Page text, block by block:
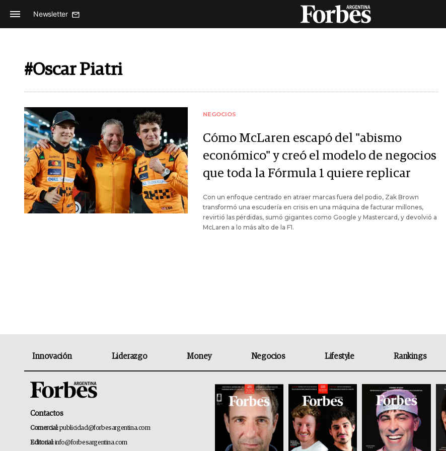
Newsletter
#Oscar Piatri
NEGOCIOS
Cómo McLaren escapó del "abismo
económico" y creó el modelo de negocios
que toda la Fórmula 1 quiere replicar
Con un enfoque centrado en atraer marcas fuera del podio, Zak Brown
transformó una escudería en crisis en una máquina de facturar millones,
revirtió las pérdidas, sumó gigantes como Google y Mastercard, y devolvió a
McLaren a lo más alto de la F1.
Innovación Liderazgo Money Negocios Lifestyle Rankings
Contactos
Comercial:publicidad@forbesargentina.com
Editorial:info@forbesargentina.com